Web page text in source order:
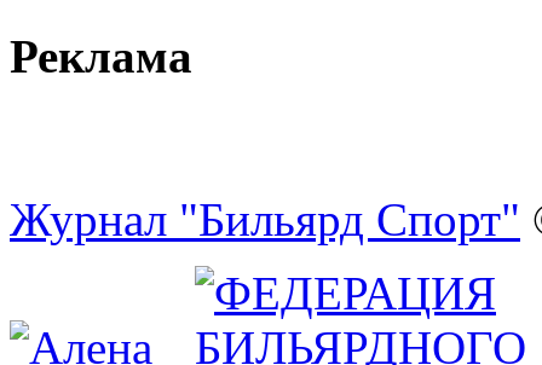
Реклама
Журнал "Бильярд Спорт"